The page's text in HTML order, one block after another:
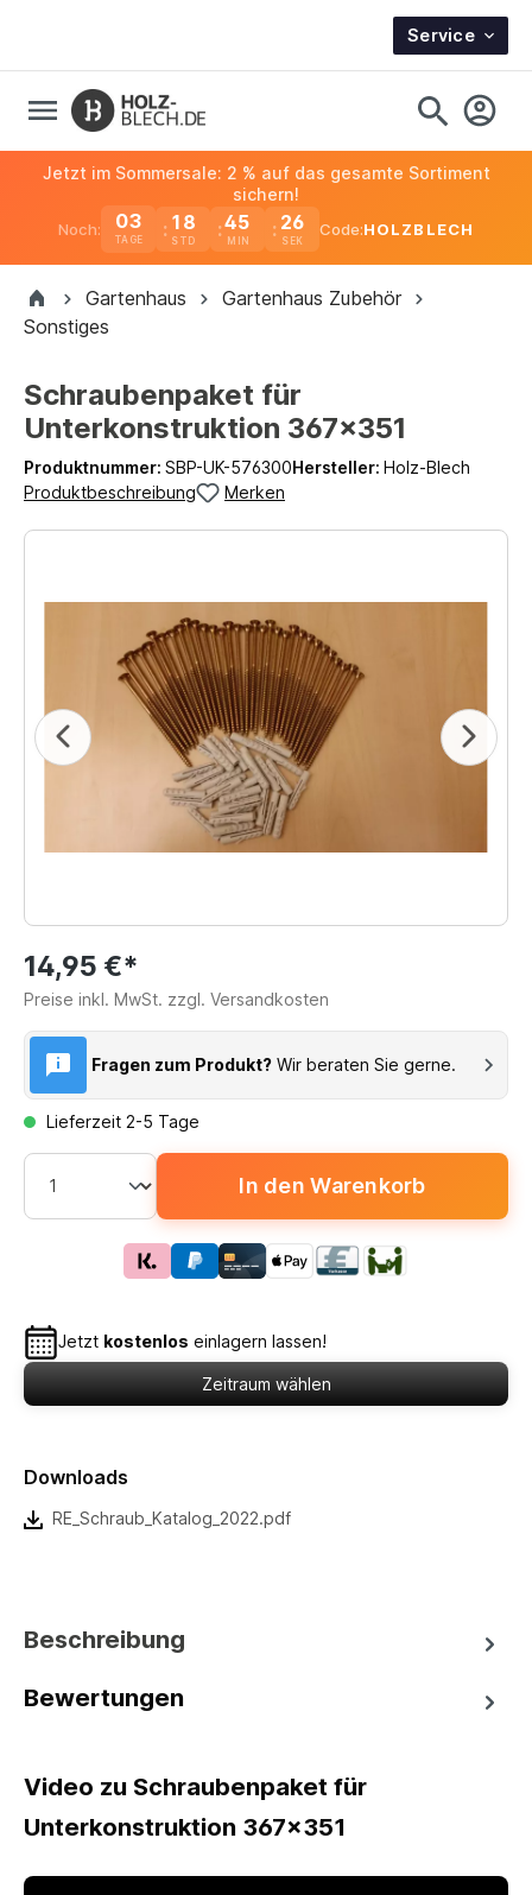
Service
Noch: 03
TAGE
18 45 26
Jetzt im Sommersale: 2 % auf das gesamte Sortiment
sichern!
Code:HOLZBLECH
Gartenhaus
Gartenhaus Zubehör
Sonstiges
Schraubenpaket für
Unterkonstruktion 367x351
Produktnummer: SBP-UK-576300Hersteller: Holz-Blech
Produktbeschreibung
Merken
14,95 €*
Preise inkl. MwSt. zzgl. Versandkosten
Fragen zum Produkt? Wir beraten Sie gerne.
Lieferzeit 2-5 Tage
In den Warenkorb
Jetzt kostenlos einlagern lassen!
Zeitraum wählen
Downloads
RE_Schraub_Katalog_2022.pdf
Beschreibung
Bewertungen
Video zu Schraubenpaket für
Unterkonstruktion 367x351